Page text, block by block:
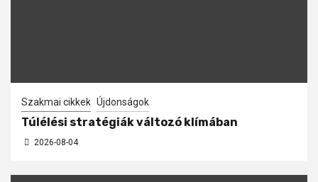
Szakmai cikkek Újdonságok
Túlélési stratégiák változó klímában
2026-08-04